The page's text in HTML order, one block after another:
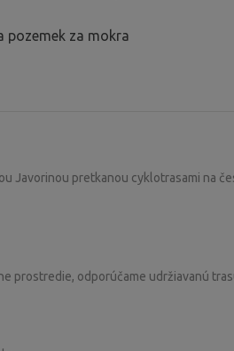
pozemek za mokra
Javorinou pretkanou cyklotrasami na
prostredie, odporúčame udržiavanú